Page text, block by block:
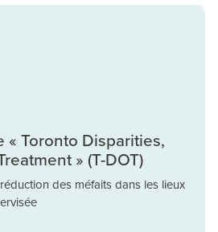
« Toronto Disparities,
» (T-DOT)
des méfaits dans les lieux